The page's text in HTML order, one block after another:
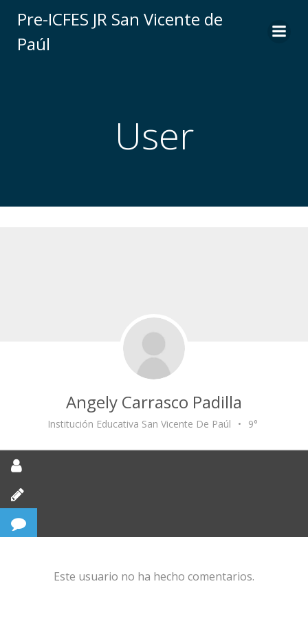
al
Pre-ICFES JR San Vicente de
Paúl
User
Angely Carrasco Padilla
Institución Educativa San Vicente De Paúl • 9°
Este usuario no ha hecho comentarios.